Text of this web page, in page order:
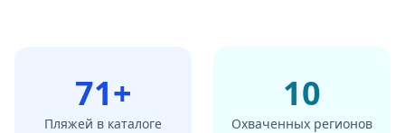
71+
Пляжей в каталоге
10
Охваченных регионов